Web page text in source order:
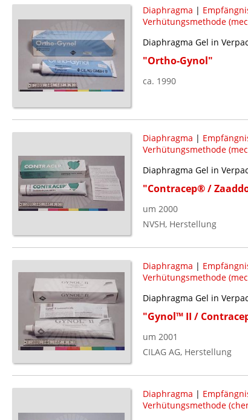
Diaphragma |
Verhütungsmethode
Diaphragma Gel in
"Ortho-Gynol"
ca. 1990
Diaphragma |
Verhütungsmethode
Diaphragma Gel in
"Contracep® /
um 2000
NVSH, Herstellung
Diaphragma |
Verhütungsmethode
Diaphragma Gel in
"Gynol™ II /
um 2001
CILAG AG, Herstellung
Diaphragma |
Verhütungsmethode